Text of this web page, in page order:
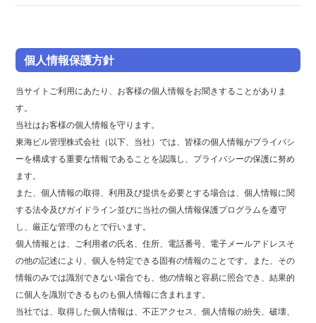
個人情報保護方針
当サイトご利用にあたり、お客様の個人情報をお聞きすることがありま
す。
当社はお客様の個人情報を守ります。
東海ビル管理株式会社（以下、当社）では、皆様の個人情報がプライバシ
ーを構成する重要な情報であることを認識し、プライバシーの保護に努め
ます。
また、個人情報の取得、利用及び提供を必要とする場合は、個人情報に関
する法令及びガイドライン並びに当社の個人情報保護プログラムを遵守
し、厳正な管理のもとで行います。
個人情報とは、ご利用者の氏名、住所、電話番号、電子メールアドレスそ
の他の記述により、個人を特定できる固有の情報のことです。また、その
情報のみでは識別できない場合でも、他の情報と容易に照合でき、結果的
に個人を識別できるものも個人情報に含まれます。
当社では、取得した個人情報は、不正アクセス、個人情報の紛失、破壊、